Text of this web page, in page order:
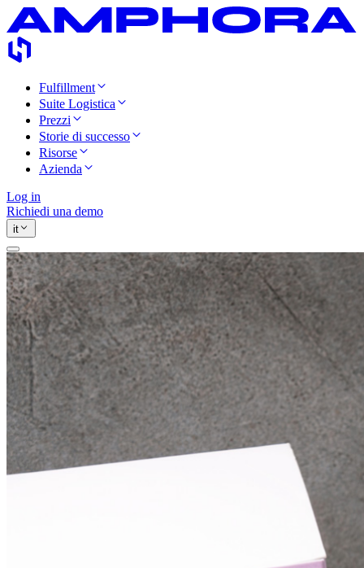
Fulfillment
Suite Logistica
Prezzi
Storie di successo
Risorse
Azienda
Log in
Richiedi una demo
it